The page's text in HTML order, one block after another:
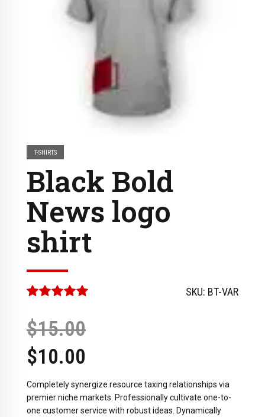
T-SHIRTS
Black Bold
News logo
shirt
Notesur 5 SKU: BT-VAR
$15.00
$10.00
Completely synergize resource taxing relationships via
premier niche markets. Professionally cultivate one-to-
one customer service with robust ideas. Dynamically